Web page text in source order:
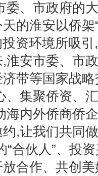
委、市政府的
的淮安以侨架
投资环境所吸
淮安市委、市
带等国家战
、集聚侨资、
海内外侨商侨
,让我们共同
合伙人”、投
合作、共创